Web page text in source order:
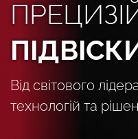
Від світового
технологій та